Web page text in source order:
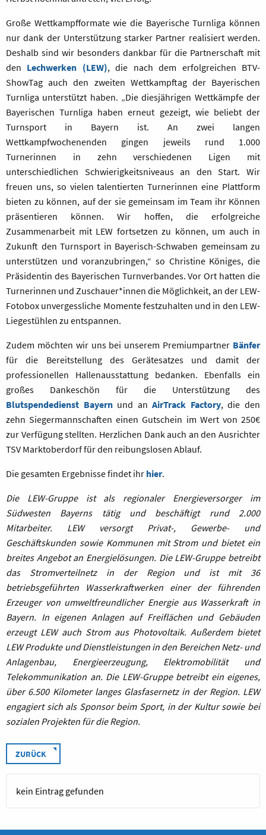
Große Wettkampfformate wie die Bayerische Turnliga können
nur dank der Unterstützung starker Partner realisiert werden.
Deshalb sind wir besonders dankbar für die Partnerschaft mit
den Lechwerken (LEW), die nach dem erfolgreichen BTV-
ShowTag auch den zweiten Wettkampftag der Bayerischen
Turnliga unterstützt haben. „Die diesjährigen Wettkämpfe der
Bayerischen Turnliga haben erneut gezeigt, wie beliebt der
Turnsport in Bayern ist. An zwei langen
Wettkampfwochenenden gingen jeweils rund 1.000
Turnerinnen in zehn verschiedenen Ligen mit
unterschiedlichen Schwierigkeitsniveaus an den Start. Wir
freuen uns, so vielen talentierten Turnerinnen eine Plattform
bieten zu können, auf der sie gemeinsam im Team ihr Können
präsentieren können. Wir hoffen, die erfolgreiche
Zusammenarbeit mit LEW fortsetzen zu können, um auch in
Zukunft den Turnsport in Bayerisch-Schwaben gemeinsam zu
unterstützen und voranzubringen,“ so Christine Königes, die
Präsidentin des Bayerischen Turnverbandes. Vor Ort hatten die
Turnerinnen und Zuschauer*innen die Möglichkeit, an der LEW-
Fotobox unvergessliche Momente festzuhalten und in den LEW-
Liegestühlen zu entspannen.
Zudem möchten wir uns bei unserem Premiumpartner Bänfer
für die Bereitstellung des Gerätesatzes und damit der
professionellen Hallenausstattung bedanken. Ebenfalls ein
großes Dankeschön für die Unterstützung des
Blutspendedienst Bayernund anAirTrack Factory, die den
zehn Siegermannschaften einen Gutschein im Wert von 250€
zur Verfügung stellten. Herzlichen Dank auch an den Ausrichter
TSV Marktoberdorf für den reibungslosen Ablauf.
Die gesamten Ergebnisse findet ihr hier.
Die LEW-Gruppe ist als regionaler Energieversorger im
Südwesten Bayerns tätig und beschäftigt rund 2.000
Mitarbeiter. LEW versorgt Privat-, Gewerbe- und
Geschäftskunden sowie Kommunen mit Strom und bietet ein
breites Angebot an Energielösungen. Die LEW-Gruppe betreibt
das Stromverteilnetz in der Region und ist mit 36
betriebsgeführten Wasserkraftwerken einer der führenden
Erzeuger von umweltfreundlicher Energie aus Wasserkraft in
Bayern. In eigenen Anlagen auf Freiflächen und Gebäuden
erzeugt LEW auch Strom aus Photovoltaik. Außerdem bietet
LEW Produkte und Dienstleistungen in den Bereichen Netz- und
Anlagenbau, Energieerzeugung, Elektromobilität und
Telekommunikation an. Die LEW-Gruppe betreibt ein eigenes,
über 6.500 Kilometer langes Glasfasernetz in der Region. LEW
engagiert sich als Sponsor beim Sport, in der Kultur sowie bei
sozialen Projekten für die Region.
ZURÜCK
kein Eintrag gefunden